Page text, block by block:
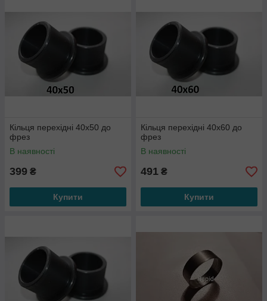
Кільця перехідні 40x50 до
фрез
В наявності
399 ₴
Купити
Кільця перехідні 40x60 до
фрез
В наявності
491 ₴
Купити